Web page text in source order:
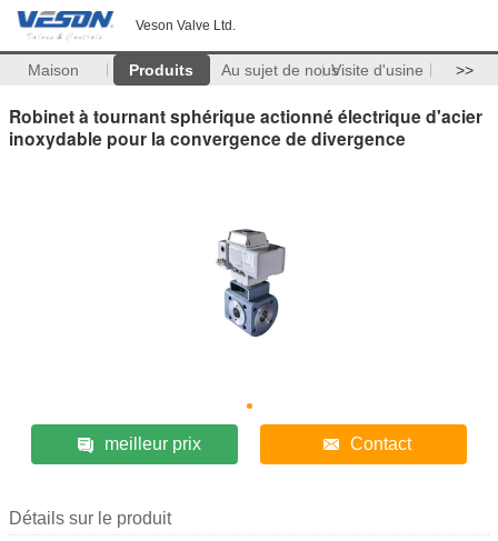
Veson Valve Ltd.
Maison Produits Au sujet de nousVisite d'usine >>
Robinet à tournant sphérique actionné électrique d'acier
inoxydable pour la convergence de divergence
meilleur prix Contact
Détails sur le produit